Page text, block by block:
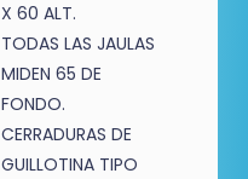
X 60 ALT.
TODAS LAS JAULAS
MIDEN 65 DE
FONDO.
CERRADURAS DE
GUILLOTINA TIPO